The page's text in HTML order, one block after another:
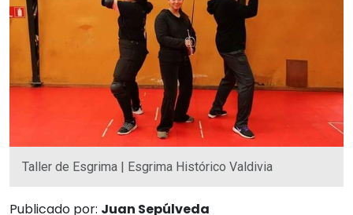
Taller de Esgrima | Esgrima Histórico Valdivia
Publicado por: Juan Sepúlveda